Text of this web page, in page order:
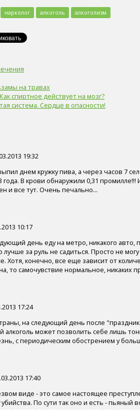
нарколог алкоголь алкоголизм
на травах
спиртное действует на мозг?
система. Сердце в опасности!
19:32
днем кружку пива, а через часов 7
В крови обнаружили 0,31 промилле!!!
и все тут. Очень печально...
10:17
день еду на метро, никакого авто,
лучше за руль не садиться. Просто не
Хотя, конечно, все еще зависит от
то самочувствие нормальное, никаких
17:24
на следующий день после
алкоголь может позволить себе лишь
с периодическим обострением у
17:40
виде - это самое настоящее
По сути так оно и есть -